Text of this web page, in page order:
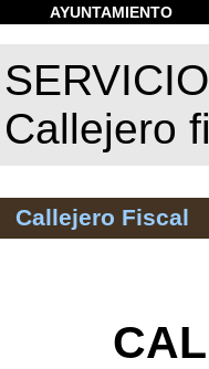
AYUNTAMIENTO
Callejero
Callejero Fiscal